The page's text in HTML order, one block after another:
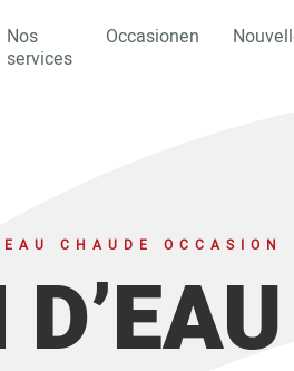
Nos
services
Occasionen
CHAUDE OCCASION